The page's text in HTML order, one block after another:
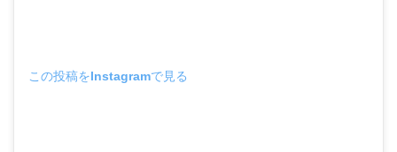
この投稿をInstagramで見る